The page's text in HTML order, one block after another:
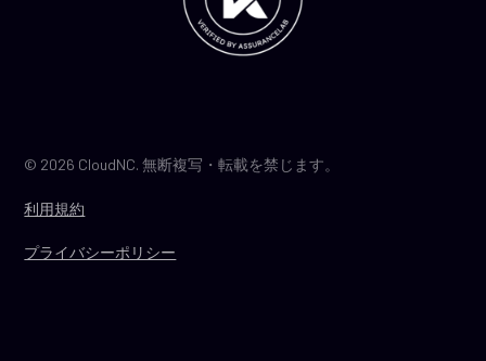
利用規約
プライバシーポリシー
© 2026 CloudNC. 無断複写・転載を禁じます。